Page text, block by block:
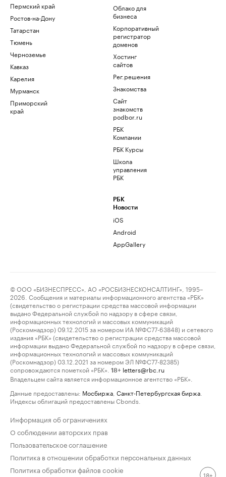
Пермский край
Ростов-на-Дону
Татарстан
Тюмень
Черноземье
Кавказ
Карелия
Мурманск
Приморский
край
Облако для
бизнеса
Корпоративный
регистратор
доменов
Хостинг
сайтов
Рег.решения
Знакомства
Сайт
знакомств
podbor.ru
РБК
Компании
РБК Курсы
Школа
управления
РБК
РБК
Новости
iOS
Android
AppGallery
© ООО «БИЗНЕСПРЕСС», АО «РОСБИЗНЕСКОНСАЛТИНГ», 1995–
2026. Сообщения и материалы информационного агентства «РБК»
(свидетельство о регистрации средства массовой информации
выдано Федеральной службой по надзору в сфере связи,
информационных технологий и массовых коммуникаций
(Роскомнадзор) 09.12.2015 за номером ИА №ФС77-63848) и сетевого
издания «РБК» (свидетельство о регистрации средства массовой
информации выдано Федеральной службой по надзору в сфере связи,
информационных технологий и массовых коммуникаций
(Роскомнадзор) 03.12.2021 за номером ЭЛ №ФС77-82385)
сопровождаются пометкой «РБК».
18+ letters@rbc.ru
Владельцем сайта является информационное агентство «РБК».
Данные предоставлены: Мосбиржа Санкт-Петербургская биржа
Индексы облигаций предоставлены Cbonds.
Информация об ограничениях
О соблюдении авторских прав
Пользовательское соглашение
Политика в отношении обработки персональных данных
Политика обработки файлов cookie
18+